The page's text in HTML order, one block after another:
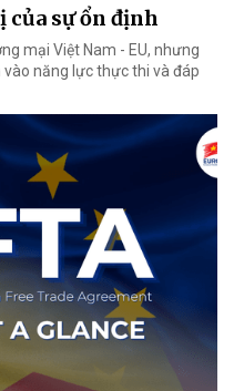
của sự ổn định
mại Việt Nam - EU, nhưng
vào năng lực thực thi và đáp